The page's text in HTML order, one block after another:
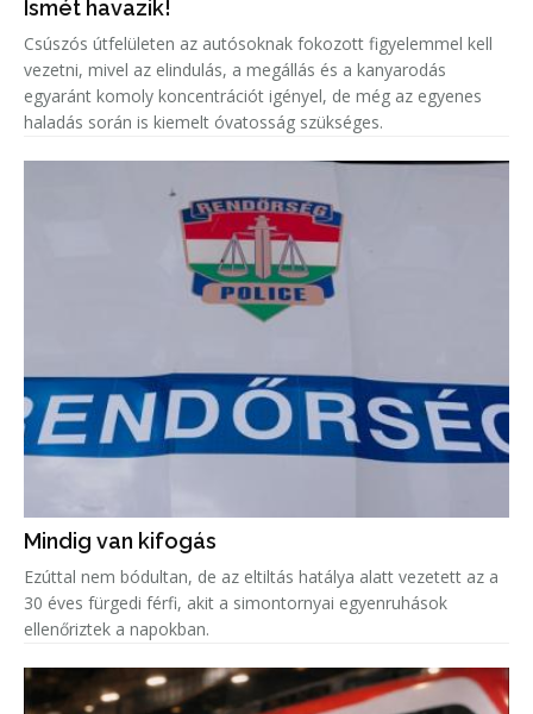
Ismét havazik!
Csúszós útfelületen az autósoknak fokozott figyelemmel kell
vezetni, mivel az elindulás, a megállás és a kanyarodás
egyaránt komoly koncentrációt igényel, de még az egyenes
haladás során is kiemelt óvatosság szükséges.
Mindig van kifogás
Ezúttal nem bódultan, de az eltiltás hatálya alatt vezetett az a
30 éves fürgedi férfi, akit a simontornyai egyenruhások
ellenőriztek a napokban.